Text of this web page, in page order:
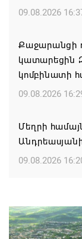
09.08.2026
Քաջարանցի
կատարեցին
կոմբինատի
09.08.2026
Մեղրի
09.08.2026